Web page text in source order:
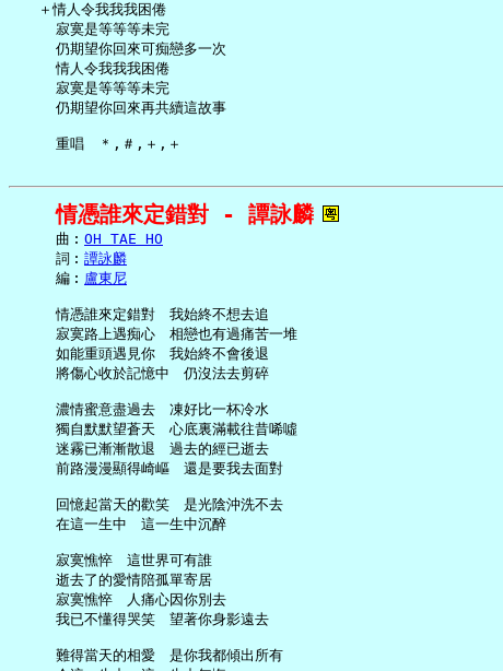
   ＋情人令我我我困倦
     寂寞是等等等未完
     仍期望你回來可痴戀多一次
     情人令我我我困倦
     寂寞是等等等未完
     仍期望你回來再共續這故事
情憑誰來定錯對 - 譚詠麟
     曲︰
OH TAE HO
     詞︰
譚詠麟
     編︰
盧東尼
     情憑誰來定錯對　我始終不想去追
     寂寞路上遇痴心　相戀也有過痛苦一堆
     如能重頭遇見你　我始終不會後退
     將傷心收於記憶中　仍沒法去剪碎
     濃情蜜意盡過去　凍好比一杯冷水
     獨自默默望蒼天　心底裏滿載往昔唏噓
     迷霧已漸漸散退　過去的經已逝去
     前路漫漫顯得崎嶇　還是要我去面對
     回憶起當天的歡笑　是光陰沖洗不去
     在這一生中　這一生中沉醉
     寂寞憔悴　這世界可有誰
     逝去了的愛情陪孤單寄居
     寂寞憔悴　人痛心因你別去
     我已不懂得哭笑　望著你身影遠去
     難得當天的相愛　是你我都傾出所有